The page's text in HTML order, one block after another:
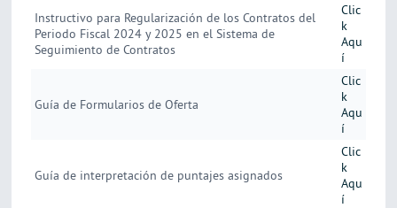
Instructivo para Regularización de los Contratos del
Periodo Fiscal 2024 y 2025 en el Sistema de
Seguimiento de Contratos
Clic
k
Aqu
í
Guía de Formularios de Oferta
Clic
k
Aqu
í
Guía de interpretación de puntajes asignados
Clic
k
Aqu
í